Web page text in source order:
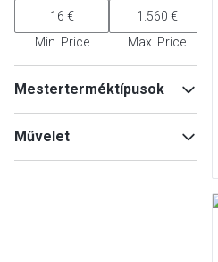
Min. Price Max. Price
Mesterterméktípusok
tartozékai
Zöldségszeletelő(22)
Művelet